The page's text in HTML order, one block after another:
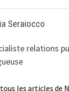
Seraiocco
relations
les articles de